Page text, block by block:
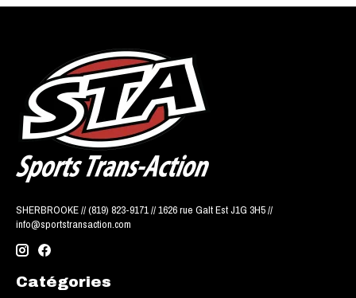
SHERBROOKE // (819) 823-9171 // 1626 rue Galt Est J1G 3H5 //
info@sportstransaction.com
Catégories